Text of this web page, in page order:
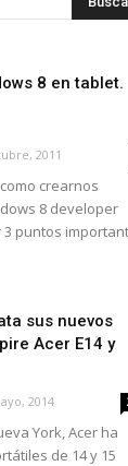
8 en tablet.
2011
crearnos
8 developer
puntos
sus nuevos
Acer E14 y
2014
York, Acer ha
de 14 y 15